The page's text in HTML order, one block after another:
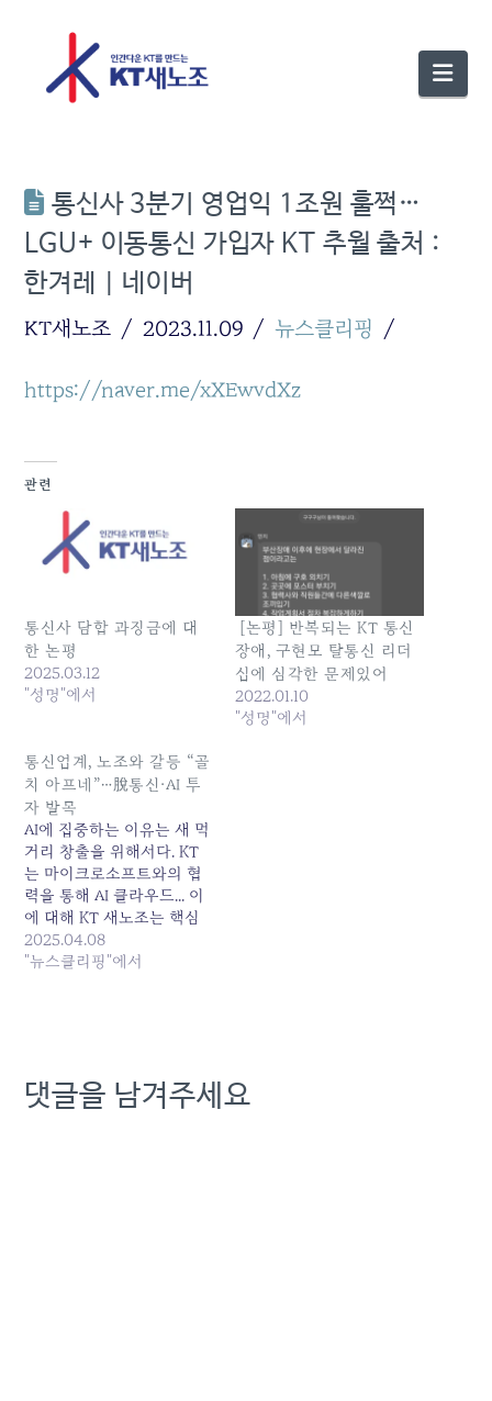
통신사 3분기 영업익 1조원 훌쩍…
LGU+ 이동통신 가입자 KT 추월 출처 :
한겨레 | 네이버
KT새노조 2023.11.09 뉴스클리핑
https://naver.me/xXEwvdXz
관련
통신사 담합 과징금에 대
한 논평
2025.03.12
"성명"에서
[논평] 반복되는 KT 통신
장애, 구현모 탈통신 리더
십에 심각한 문제있어
2022.01.10
"성명"에서
통신업계, 노조와 갈등 “골
치 아프네”…脫통신·AI 투
자 발목
AI에 집중하는 이유는 새 먹
거리 창출을 위해서다. KT
는 마이크로소프트와의 협
력을 통해 AI 클라우드... 이
에 대해 KT 새노조는 핵심
사업인 통신 분야 투자의 축
소와 인력 구조조정이 통신
2025.04.08
"뉴스클리핑"에서
댓글을 남겨주세요